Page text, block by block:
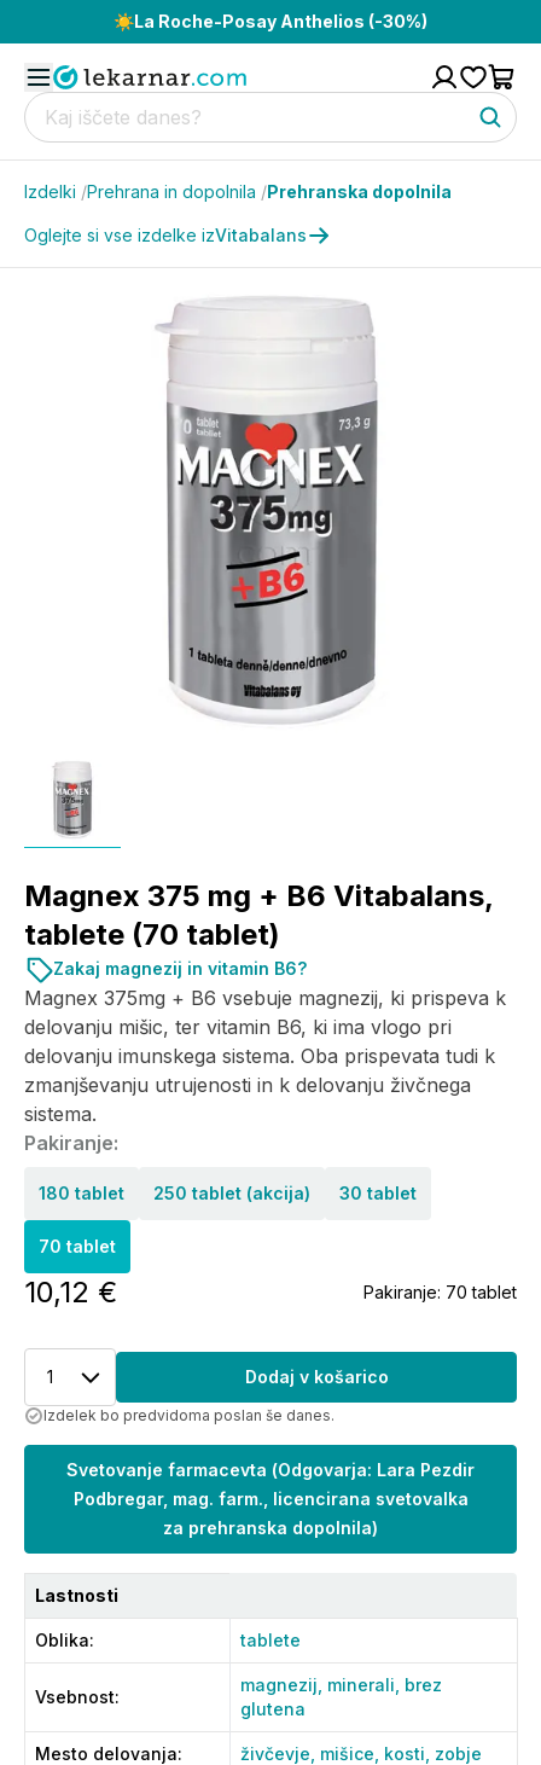
☀️La Roche-Posay Anthelios (-30%)
Izdelki /Prehrana in dopolnila /Prehranska dopolnila
Oglejte si vse izdelke izVitabalans
Magnex 375 mg + B6 Vitabalans,
tablete (70 tablet)
Magnex 375mg + B6 vsebuje magnezij, ki prispeva k
delovanju mišic, ter vitamin B6, ki ima vlogo pri
delovanju imunskega sistema. Oba prispevata tudi k
zmanjševanju utrujenosti in k delovanju živčnega
sistema.
Pakiranje:
180 tablet 250 tablet (akcija) 30 tablet
70 tablet
10,12 € Pakiranje: 70 tablet
Zakaj magnezij in vitamin B6?
1 Dodaj v košarico
Izdelek bo predvidoma poslan še danes.
Svetovanje farmacevta (Odgovarja: Lara Pezdir
Podbregar, mag. farm., licencirana svetovalka
za prehranska dopolnila)
Lastnosti
Oblika: tablete
Vsebnost:
magnezij, minerali, brez
glutena
Mesto delovanja: živčevje, mišice, kosti, zobje